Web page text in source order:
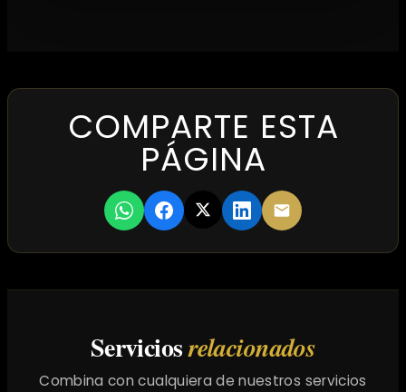
COMPARTE ESTA
PÁGINA
Serviciosrelacionados
Combina con cualquiera de nuestros servicios